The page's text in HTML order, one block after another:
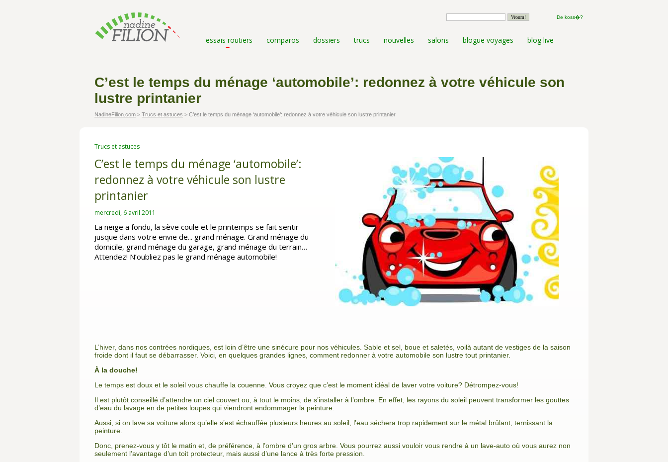
essais routiers comparos dossiers trucs nouvelles salons blogue voyages blog live
De koss�?
C’est le temps du ménage ‘automobile’: redonnez à votre véhicule son
lustre printanier
NadineFilion.com > Trucs et astuces > C’est le temps du ménage ‘automobile’: redonnez à votre véhicule son lustre printanier
Trucs et astuces
C’est le temps du ménage ‘automobile’:
redonnez à votre véhicule son lustre
printanier
mercredi, 6 avril 2011
La neige a fondu, la sève coule et le printemps se fait sentir
jusque dans votre envie de... grand ménage. Grand ménage du
domicile, grand ménage du garage, grand ménage du terrain…
Attendez! N’oubliez pas le grand ménage automobile!
L’hiver, dans nos contrées nordiques, est loin d’être une sinécure pour nos véhicules. Sable et sel, boue et saletés, voilà autant de vestiges de la saison
froide dont il faut se débarrasser. Voici, en quelques grandes lignes, comment redonner à votre automobile son lustre tout printanier.
À la douche!
Le temps est doux et le soleil vous chauffe la couenne. Vous croyez que c’est le moment idéal de laver votre voiture? Détrompez-vous!
Il est plutôt conseillé d’attendre un ciel couvert ou, à tout le moins, de s’installer à l’ombre. En effet, les rayons du soleil peuvent transformer les gouttes
d’eau du lavage en de petites loupes qui viendront endommager la peinture.
Aussi, si on lave sa voiture alors qu’elle s’est échauffée plusieurs heures au soleil, l’eau séchera trop rapidement sur le métal brûlant, ternissant la
peinture.
Donc, prenez-vous y tôt le matin et, de préférence, à l’ombre d’un gros arbre. Vous pourrez aussi vouloir vous rendre à un lave-auto où vous aurez non
seulement l’avantage d’un toit protecteur, mais aussi d’une lance à très forte pression.